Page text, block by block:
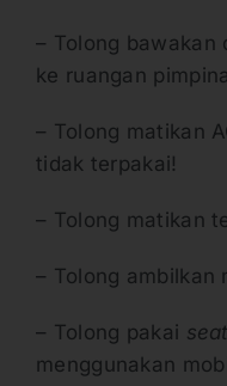
– Tolong bawakan
ke ruangan
– Tolong matikan
tidak terpakai!
– Tolong matikan
– Tolong ambilkan
– Tolong pakai
menggunakan